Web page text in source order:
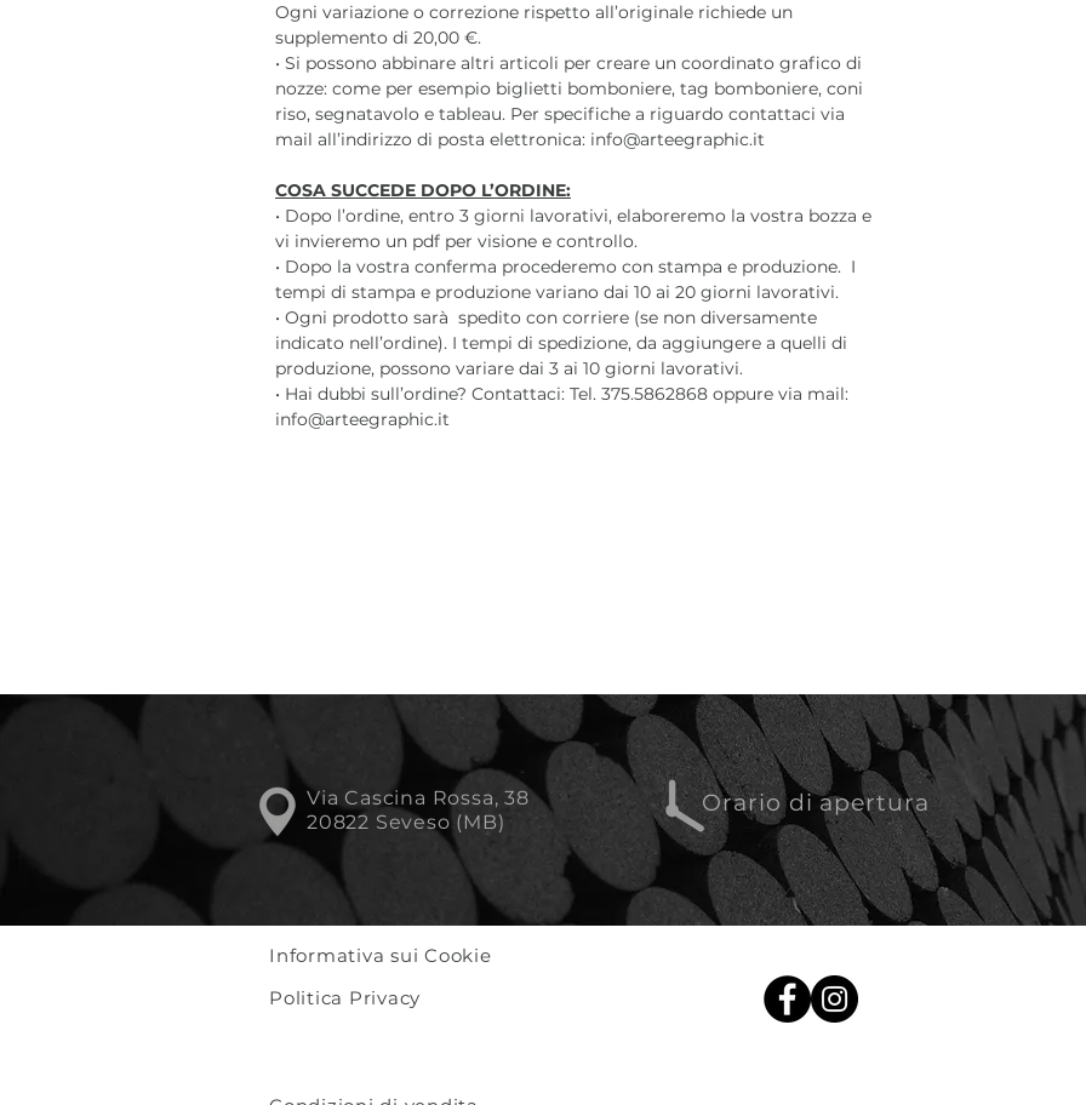
Ogni variazione o correzione rispetto all’originale richiede un
supplemento di 20,00 €.
• Si possono abbinare altri articoli per creare un coordinato grafico di
nozze: come per esempio biglietti bomboniere, tag bomboniere, coni
riso, segnatavolo e tableau. Per specifiche a riguardo contattaci via
mail all’indirizzo di posta elettronica: info@arteegraphic.it
COSA SUCCEDE DOPO L’ORDINE:
• Dopo l’ordine, entro 3 giorni lavorativi, elaboreremo la vostra bozza e
vi invieremo un pdf per visione e controllo.
• Dopo la vostra conferma procederemo con stampa e produzione. I
tempi di stampa e produzione variano dai 10 ai 20 giorni lavorativi.
• Ogni prodotto sarà spedito con corriere (se non diversamente
indicato nell’ordine). I tempi di spedizione, da aggiungere a quelli di
produzione, possono variare dai 3 ai 10 giorni lavorativi.
• Hai dubbi sull’ordine? Contattaci: Tel. 375.5862868 oppure via mail:
info@arteegraphic.it
Orario di apertura
Via Cascina Rossa, 38
20822 Seveso (MB)
Informativa sui Cookie
Politica Privacy